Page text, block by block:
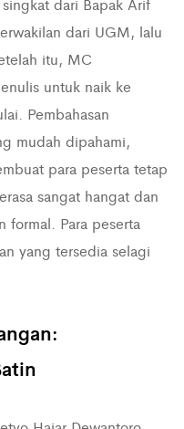
dari Bapak Arif
dari UGM, lalu
itu, MC
untuk naik ke
Pembahasan
mudah dipahami,
para peserta tetap
sangat hangat dan
formal. Para peserta
yang tersedia selagi